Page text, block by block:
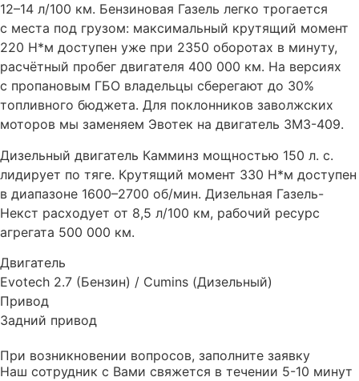
12–14 л/100 км. Бензиновая Газель легко трогается
с места под грузом: максимальный крутящий момент
220 Н*м доступен уже при 2350 оборотах в минуту,
расчётный пробег двигателя 400 000 км. На версиях
с пропановым ГБО владельцы сберегают до 30%
топливного бюджета. Для поклонников заволжских
моторов мы заменяем Эвотек на двигатель ЗМЗ-409.
Дизельный двигатель Камминз мощностью 150 л. с.
лидирует по тяге. Крутящий момент 330 Н*м доступен
в диапазоне 1600–2700 об/мин. Дизельная Газель-
Некст расходует от 8,5 л/100 км, рабочий ресурс
агрегата 500 000 км.
Двигатель
Evotech 2.7 (Бензин) / Cumins (Дизельный)
Привод
Задний привод
При возникновении вопросов, заполните заявку
Наш сотрудник с Вами свяжется в течении 5-10 минут